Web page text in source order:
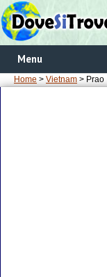
Menu
Home > Vietnam > Prao